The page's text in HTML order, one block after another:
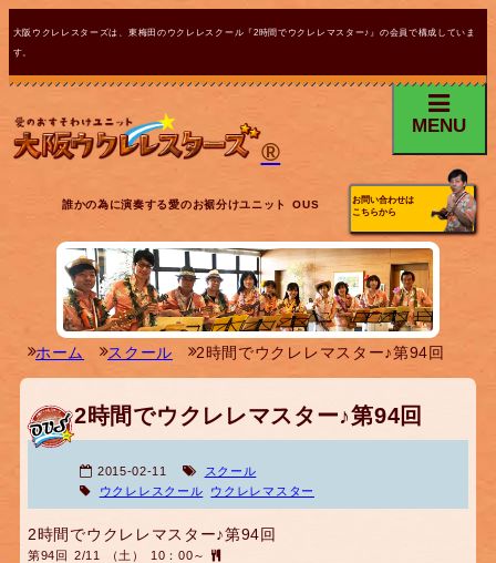
大阪ウクレレスターズは、東梅田のウクレレスクール『2時間でウクレレマスター♪』の会員で構成していま
す。
®
MENU
誰かの為に演奏する愛のお裾分けユニット OUS
お問い合わせは
こちらから
ホーム スクール 2時間でウクレレマスター♪第94回
2時間でウクレレマスター♪第94回
2015-02-11
スクール
ウクレレスクール
ウクレレマスター
2時間でウクレレマスター♪第94回
第94回 2/11 （土） 10：00～